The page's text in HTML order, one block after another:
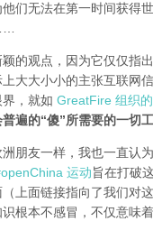
们无法在第一时间获得
的观点，因为它仅仅指
大大小小的主张互联网
，就如 GreatFire 组织
遍的“傻”所需要的一切工
朋友一样，我也一直
运动旨在打破
上面链接指向了我们对
根本不感冒，不仅意味